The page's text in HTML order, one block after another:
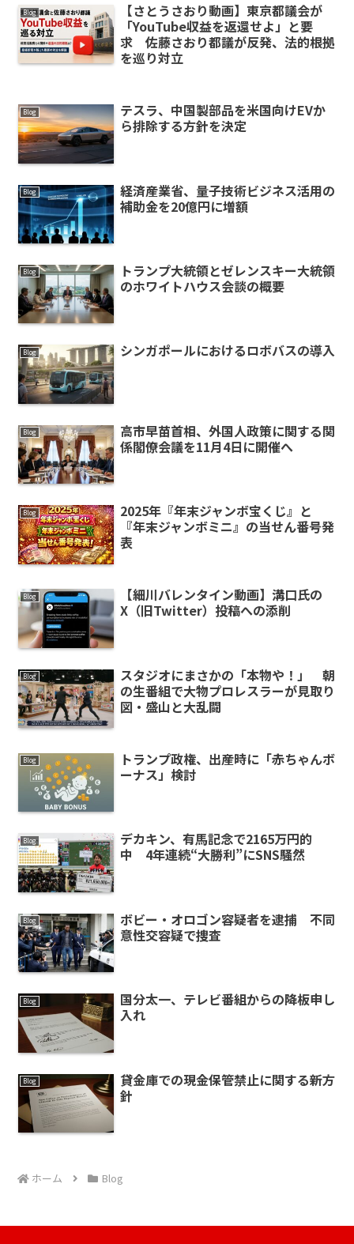
Blog
【さとうさおり動画】東京都議会が
「YouTube収益を返還せよ」と要
求 佐藤さおり都議が反発、法的根拠
を巡り対立
Blog
テスラ、中国製部品を米国向けEVか
ら排除する方針を決定
Blog
経済産業省、量子技術ビジネス活用の
補助金を20億円に増額
Blog
トランプ大統領とゼレンスキー大統領
のホワイトハウス会談の概要
Blog シンガポールにおけるロボバスの導入
Blog
高市早苗首相、外国人政策に関する関
係閣僚会議を11月4日に開催へ
Blog
2025年『年末ジャンボ宝くじ』と
『年末ジャンボミニ』の当せん番号発
表
Blog
【細川バレンタイン動画】溝口氏の
X（旧Twitter）投稿への添削
Blog
スタジオにまさかの「本物や！」 朝
の生番組で大物プロレスラーが見取り
図・盛山と大乱闘
Blog
トランプ政権、出産時に「赤ちゃんボ
ーナス」検討
Blog
デカキン、有馬記念で2165万円的
中 4年連続“大勝利”にSNS騒然
Blog
ボビー・オロゴン容疑者を逮捕 不同
意性交容疑で捜査
Blog
国分太一、テレビ番組からの降板申し
入れ
Blog
貸金庫での現金保管禁止に関する新方
針
ホーム Blog